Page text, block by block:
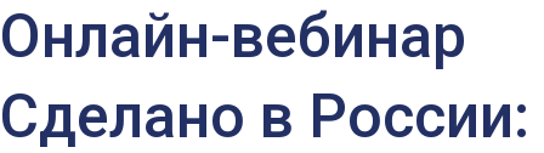
Онлайн-вебинар
Сделано в России: